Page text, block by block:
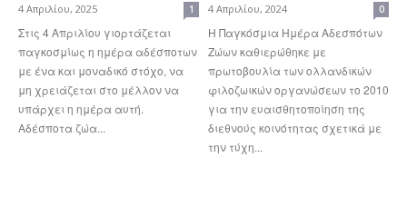
4 Απριλίου, 2025 1
Στις 4 Απριλίου γιορτάζεται
παγκοσμίως η ημέρα αδέσποτων
με ένα και μοναδικό στόχο, να
μη χρειάζεται στο μέλλον να
υπάρχει η ημέρα αυτή.
Αδέσποτα ζώα...
4 Απριλίου, 2024 0
Η Παγκόσμια Ημέρα Αδεσπότων
Ζώων καθιερώθηκε με
πρωτοβουλία των ολλανδικών
φιλοζωικών οργανώσεων το 2010
για την ευαισθητοποίηση της
διεθνούς κοινότητας σχετικά με
την τύχη...